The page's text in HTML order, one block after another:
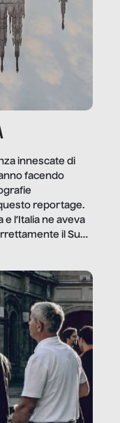
innescate di
facendo
reportage.
l’Italia ne aveva
il Sud